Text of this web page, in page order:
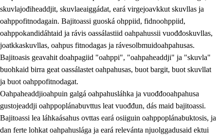
skuvlajođiheaddjit, skuvlaeaiggádat, eará virgejoavkkut skuvllas ja
oahppofitnodagain. Bajitoassi guoská ohppiid, fidnoohppiid,
oahppokandidáhtaid ja rávis oassálastiid oahpahussii vuođđoskuvllas,
joatkkaskuvllas, oahpus fitnodagas ja rávesolbmuidoahpahusas.
Bajitoasis geavahit doahpagiid "oahppi", "oahpaheaddji" ja "skuvla"
buohkaid birra geat oassálastet oahpahusas, buot bargit, buot skuvllat
ja buot oahppofitnodagat.
Oahpaheaddjioahpuin galgá oahpahusláhka ja vuođđooahpahusa
gustojeaddji oahppoplánabuvttus leat vuođđun, dás maid bajitoassi.
Bajitoassi lea láhkaásahus ovttas eará osiiguin oahppoplánabuktosis, ja
dan ferte lohkat oahpahuslága ja eará relevánta njuolggadusaid ektui